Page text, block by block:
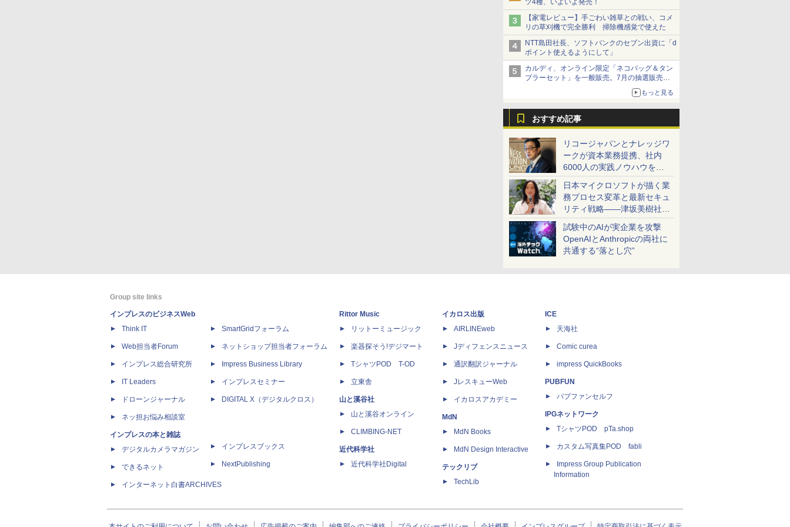
ツ4種、いよいよ発売！
【家電レビュー】手ごわい雑草との戦い、コメ
リの草刈機で完全勝利 掃除機感覚で使えた
NTT島田社長、ソフトバンクのセブン出資に「d
ポイント使えるようにして」
カルディ、オンライン限定「ネコバッグ＆タン
ブラーセット」を一般販売。7月の抽選販売の
もっと見る
おすすめ記事
リコージャパンとナレッジワ
ークが資本業務提携、社内
6000人の実践ノウハウを生
かした「AI商談記録 for
RICOH」を展開へ
日本マイクロソフトが描く業
務プロセス変革と最新セキュ
リティ戦略――津坂美樹社長
が2027年度戦略を説明
試験中のAIが実企業を攻撃
OpenAIとAnthropicの両社に
共通する“落とし穴”
Group site links
インプレスのビジネスWeb
Think IT
Web担当者Forum
インプレス総合研究所
IT Leaders
ドローンジャーナル
ネッ担お悩み相談室
インプレスの本と雑誌
デジタルカメラマガジン
できるネット
インターネット白書ARCHIVES
SmartGridフォーラム
ネットショップ担当者フォーラム
Impress Business Library
インプレスセミナー
DIGITAL X（デジタルクロス）
インプレスブックス
NextPublishing
Rittor Music
リットーミュージック
楽器探そう!デジマート
TシャツPOD T-OD
立東舎
山と溪谷社
山と溪谷オンライン
CLIMBING-NET
近代科学社
近代科学社Digital
イカロス出版
AIRLINEweb
Jディフェンスニュース
通訳翻訳ジャーナル
JレスキューWeb
イカロスアカデミー
MdN
MdN Books
MdN Design Interactive
テックリブ
TechLib
ICE
天海社
Comic curea
impress QuickBooks
PUBFUN
パブファンセルフ
IPGネットワーク
TシャツPOD pTa.shop
カスタム写真集POD fabli
Impress Group Publication
Information